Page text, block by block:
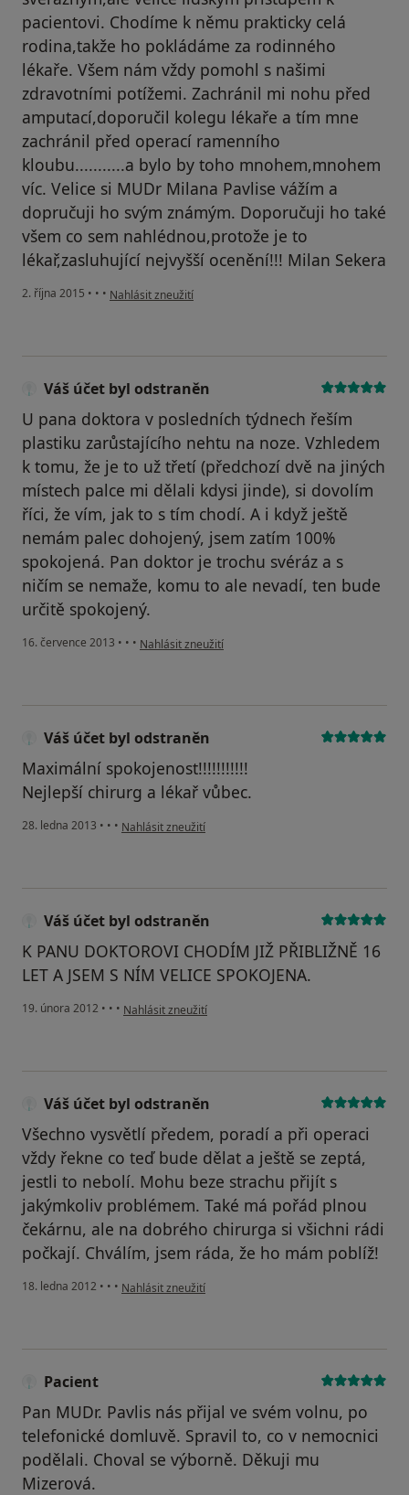
pacientovi. Chodíme k němu prakticky celá
rodina,takže ho pokládáme za rodinného
lékaře. Všem nám vždy pomohl s našimi
zdravotními potížemi. Zachránil mi nohu před
amputací,doporučil kolegu lékaře a tím mne
zachránil před operací ramenního
kloubu...........a bylo by toho mnohem,mnohem
víc. Velice si MUDr Milana Pavlise vážím a
dopručuji ho svým známým. Doporučuji ho také
všem co sem nahlédnou,protože je to
lékař,zasluhující nejvyšší ocenění!!! Milan Sekera
2. října 2015 • • • podle názoru uživatele Váš účet byl odstraněn
Nahlásit zneužití
Váš účet byl odstraněn
U pana doktora v posledních týdnech řeším
plastiku zarůstajícího nehtu na noze. Vzhledem
k tomu, že je to už třetí (předchozí dvě na jiných
místech palce mi dělali kdysi jinde), si dovolím
říci, že vím, jak to s tím chodí. A i když ještě
nemám palec dohojený, jsem zatím 100%
spokojená. Pan doktor je trochu svéráz a s
ničím se nemaže, komu to ale nevadí, ten bude
určitě spokojený.
16. července 2013 • • • podle názoru uživatele Váš účet byl odstraněn
Nahlásit zneužití
Váš účet byl odstraněn
Maximální spokojenost!!!!!!!!!!!
Nejlepší chirurg a lékař vůbec.
28. ledna 2013 • • • podle názoru uživatele Váš účet byl odstraněn
Nahlásit zneužití
Váš účet byl odstraněn
K PANU DOKTOROVI CHODÍM JIŽ PŘIBLIŽNĚ 16
LET A JSEM S NÍM VELICE SPOKOJENA.
19. února 2012 • • • podle názoru uživatele Váš účet byl odstraněn
Nahlásit zneužití
Váš účet byl odstraněn
Všechno vysvětlí předem, poradí a při operaci
vždy řekne co teď bude dělat a ještě se zeptá,
jestli to nebolí. Mohu beze strachu přijít s
jakýmkoliv problémem. Také má pořád plnou
čekárnu, ale na dobrého chirurga si všichni rádi
počkají. Chválím, jsem ráda, že ho mám poblíž!
18. ledna 2012 • • • podle názoru uživatele Váš účet byl odstraněn
Nahlásit zneužití
Pacient
Pan MUDr. Pavlis nás přijal ve svém volnu, po
telefonické domluvě. Spravil to, co v nemocnici
podělali. Choval se výborně. Děkuji mu
Mizerová.